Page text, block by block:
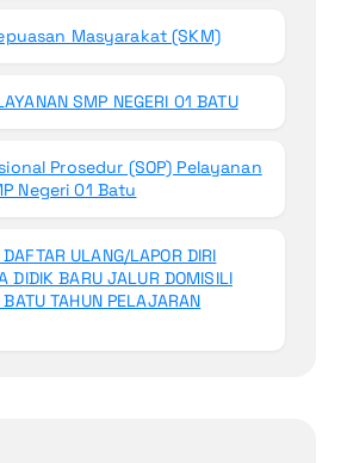
Masyarakat (SKM)
SMP NEGERI 01 BATU
Prosedur (SOP) Pelayanan
Negeri 01 Batu
ULANG/LAPOR DIRI
DIDIK BARU JALUR DOMISILI
TAHUN PELAJARAN